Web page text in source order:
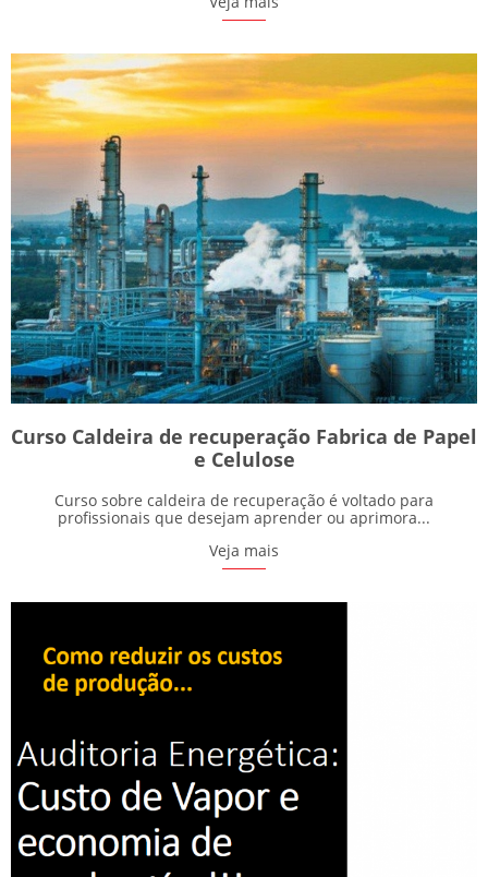
Curso Caldeira de recuperação Fabrica de Papel
e Celulose
Curso sobre caldeira de recuperação é voltado para
profissionais que desejam aprender ou aprimora...
Veja mais